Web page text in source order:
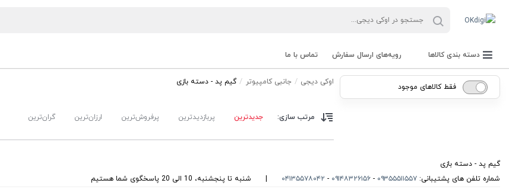
دسته بندی کالاها رویه‌های ارسال سفارش تماس با ما
اوکی دیجی جانبی کامپیوتر گیم پد - دسته بازی
مرتب سازی: جدیدترین پربازدیدترین پرفروش‌ترین ارزان‌ترین گران‌ترین
فقط کالاهای موجود
گیم پد - دسته بازی
شماره تلفن های پشتیبانی: ۰۹۳۵۵۵۱۱۵۵۷ - ۰۹۱۴۸۳۲۶۱۵۶ - ۰۴۱۳۵۵۷۸۰۴۲ شنبه تا پنجشنبه، 10 الی 20 پاسخگوی شما هستیم